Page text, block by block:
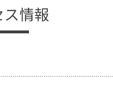
ス情報